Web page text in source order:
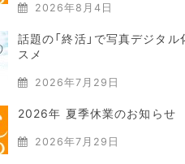
2026年8月4日
話題の「終活」で写真デジタル
スメ
2026年7月29日
2026年 夏季休業のお知らせ
2026年7月29日